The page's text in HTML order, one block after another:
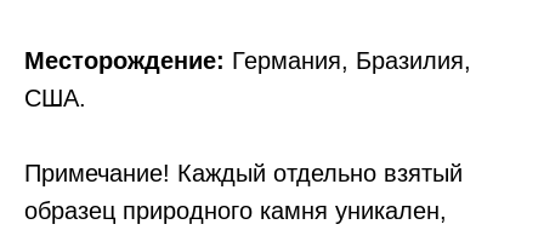
Месторождение: Германия, Бразилия,
США.
Примечание! Каждый отдельно взятый
образец природного камня уникален,